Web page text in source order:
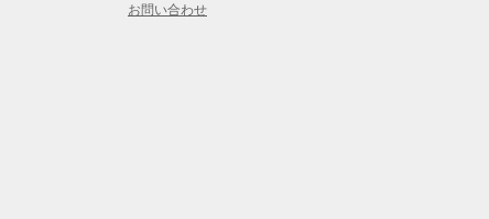
お問い合わせ